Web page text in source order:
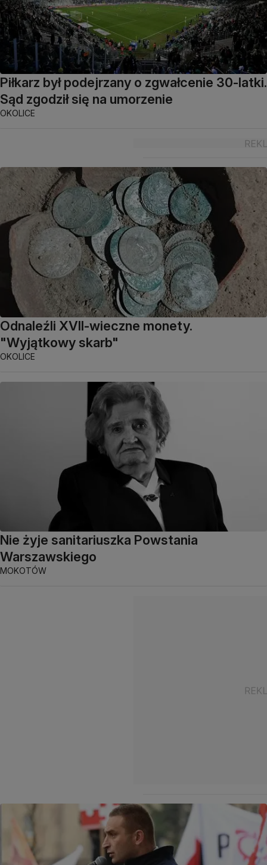
Piłkarz był podejrzany o zgwałcenie 30-latki.
Sąd zgodził się na umorzenie
OKOLICE
Odnaleźli XVII-wieczne monety.
"Wyjątkowy skarb"
OKOLICE
Nie żyje sanitariuszka Powstania
Warszawskiego
MOKOTÓW